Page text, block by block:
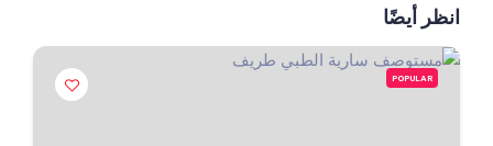
انظر أيضًا
POPULAR